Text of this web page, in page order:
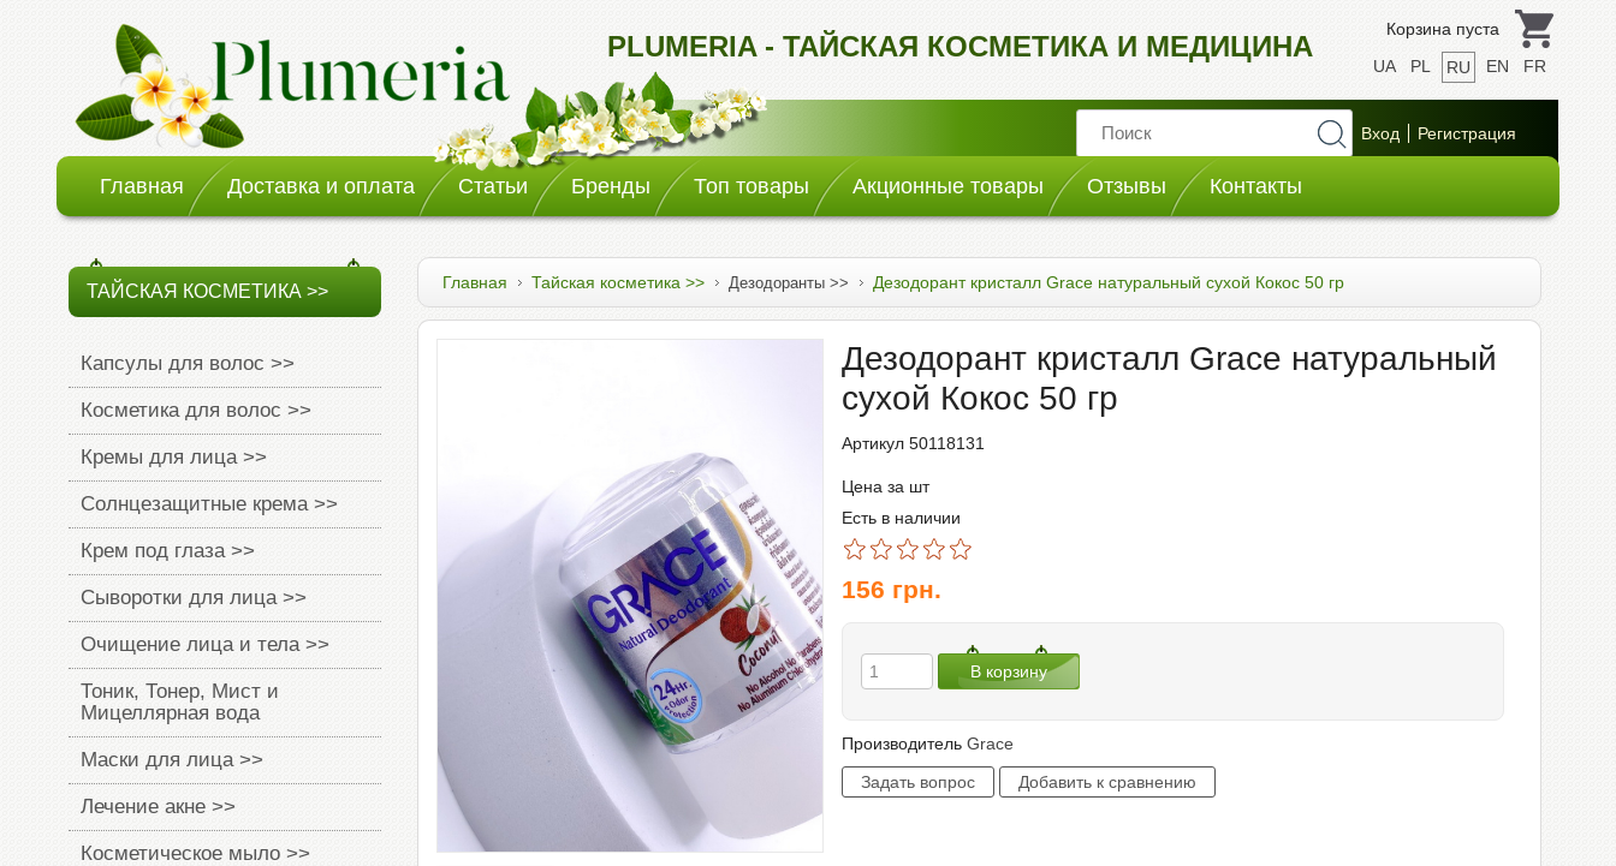
PLUMERIA - ТАЙСКАЯ КОСМЕТИКА И МЕДИЦИНА
Корзина пуста
UA
PL RU EN FR
Главная Доставка и оплата Статьи Бренды Топ товары Акционные товары Отзывы Контакты
ТАЙСКАЯ КОСМЕТИКА >>
Капсулы для волос >>
Косметика для волос >>
Кремы для лица >>
Солнцезащитные крема >>
Крем под глаза >>
Сыворотки для лица >>
Очищение лица и тела >>
Тоник, Тонер, Мист и
Мицеллярная вода
Маски для лица >>
Лечение акне >>
Косметическое мыло >>
Главная Тайская косметика >> Дезодоранты >> Дезодорант кристалл Grace натуральный сухой Кокос 50 гр
Дезодорант кристалл Grace натуральный
сухой Кокос 50 гр
Артикул 50118131
Цена за шт
Есть в наличии
156 грн.
Производитель Grace